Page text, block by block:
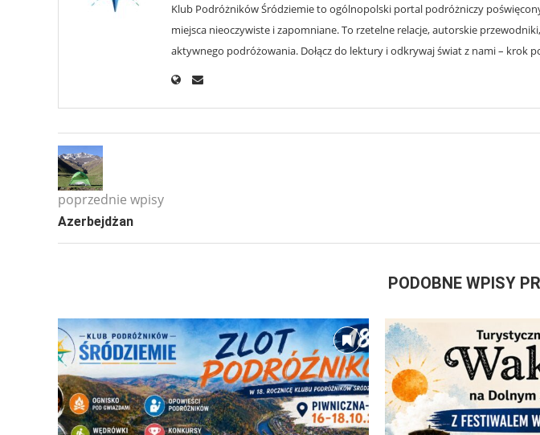
Klub Podróżników Śródziemie to ogólnopolski portal podróżniczy
miejsca nieoczywiste i zapomniane. To rzetelne relacje, autorskie
aktywnego podróżowania. Dołącz do lektury i odkrywaj świat z nami – krok
poprzednie wpisy
Azerbejdżan
PODOBNE WPISY